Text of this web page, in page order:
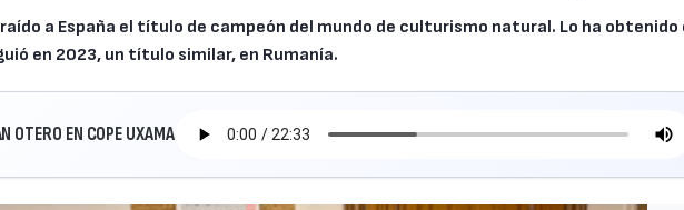
a España el título de campeón del mundo de culturismo natural. Lo ha obtenido
en 2023, un título similar, en Rumanía.
OTERO EN COPE UXAMA